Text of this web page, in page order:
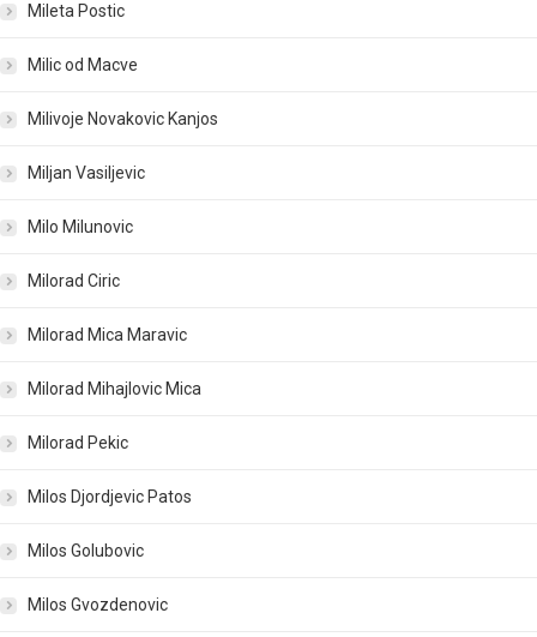
Mileta Postic
Milic od Macve
Milivoje Novakovic Kanjos
Miljan Vasiljevic
Milo Milunovic
Milorad Ciric
Milorad Mica Maravic
Milorad Mihajlovic Mica
Milorad Pekic
Milos Djordjevic Patos
Milos Golubovic
Milos Gvozdenovic